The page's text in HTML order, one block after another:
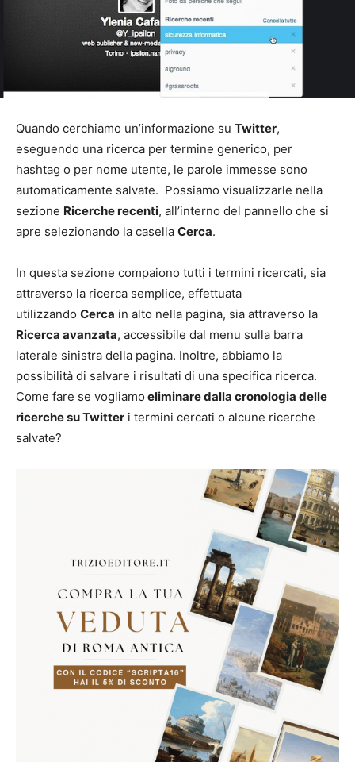
Quando cerchiamo un’informazione su Twitter,
eseguendo una ricerca per termine generico, per
hashtag o per nome utente, le parole immesse sono
automaticamente salvate. Possiamo visualizzarle nella
sezione Ricerche recenti, all’interno del pannello che si
apre selezionando la casella Cerca.
In questa sezione compaiono tutti i termini ricercati, sia
attraverso la ricerca semplice, effettuata
utilizzando Cerca in alto nella pagina, sia attraverso la
Ricerca avanzata, accessibile dal menu sulla barra
laterale sinistra della pagina. Inoltre, abbiamo la
possibilità di salvare i risultati di una specifica ricerca.
Come fare se vogliamo eliminare dalla cronologia delle
ricerche su Twitter i termini cercati o alcune ricerche
salvate?